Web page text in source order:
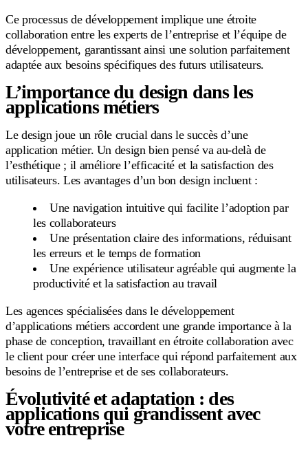
Ce processus de développement implique une étroite
collaboration entre les experts de l’entreprise et l’équipe de
développement, garantissant ainsi une solution parfaitement
adaptée aux besoins spécifiques des futurs utilisateurs.
L’importance du design dans les
applications métiers
Le design joue un rôle crucial dans le succès d’une
application métier. Un design bien pensé va au-delà de
l’esthétique ; il améliore l’efficacité et la satisfaction des
utilisateurs. Les avantages d’un bon design incluent :
Une navigation intuitive qui facilite l’adoption par
les collaborateurs
Une présentation claire des informations, réduisant
les erreurs et le temps de formation
Une expérience utilisateur agréable qui augmente la
productivité et la satisfaction au travail
Les agences spécialisées dans le développement
d’applications métiers accordent une grande importance à la
phase de conception, travaillant en étroite collaboration avec
le client pour créer une interface qui répond parfaitement aux
besoins de l’entreprise et de ses collaborateurs.
Évolutivité et adaptation : des
applications qui grandissent avec
votre entreprise